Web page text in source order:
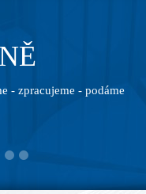
- zpracujeme - podáme